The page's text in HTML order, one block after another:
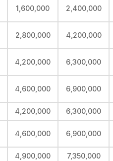
1,600,000 2,400,000
2,800,000 4,200,000
4,200,000 6,300,000
4,600,000 6,900,000
4,200,000 6,300,000
4,600,000 6,900,000
4,900,000 7,350,000